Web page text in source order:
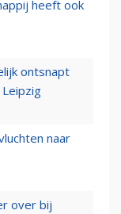
heeft ook
ontsnapt
Leipzig
naar
over bij